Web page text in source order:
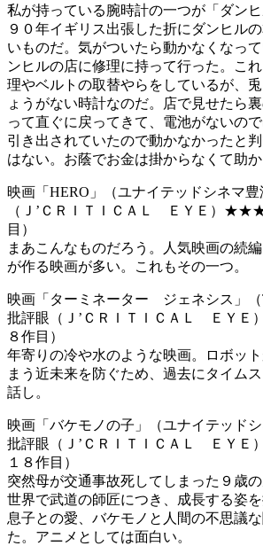
私が持っている腕時計の一つが「ダン
９０年イギリス出張した折にダンヒル
いものだ。気がついたら動かなくなっ
ンヒルの店に修理に持って行った。こ
理やベルトの取替やらをしているが、
ょうがない時計なのだ。店で見せたら
って直ぐに戻ってきて、電池がないの
引き出されていたので動かなかったと
はない。お蔭でお金は掛からなくて助か
映画「HERO」（ユナイテッドシネマ
（Ｊ’ＣＲＩＴＩＣＡＬ ＥＹＥ）
目）
まあこんなものだろう。人気映画の続
が作る映画が多い。これもその一つ。
映画「ターミネーター ジェネシス」
批評眼（Ｊ’ＣＲＩＴＩＣＡＬ ＥＹ
８作目）
年寄りの冷や水のような映画。ロボッ
まう近未来を防ぐため、過去にタイム
話し。
映画「バケモノの子」（ユナイテッド
批評眼（Ｊ’ＣＲＩＴＩＣＡＬ ＥＹ
１８作目）
突然母が交通事故死してしまった９歳
世界で武道の師匠につき、成長する姿
息子との愛、バケモノと人間の不思議
た。アニメとしては面白い。